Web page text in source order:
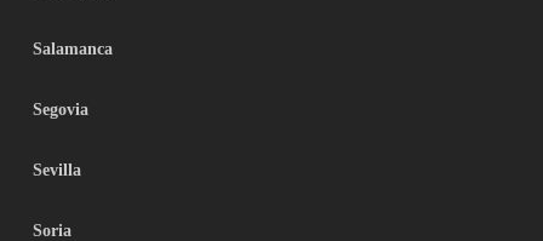
Salamanca
Segovia
Sevilla
Soria